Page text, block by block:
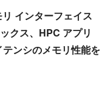
インターフェイス
クス、HPC アプリ
ンシのメモリ性能を